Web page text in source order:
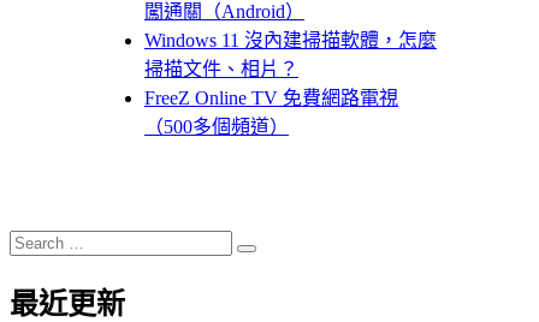
闖通關（Android）
Windows 11 沒內建掃描軟體，怎麼
掃描文件、相片？
FreeZ Online TV 免費網路電視
（500多個頻道）
Search
for:
Search
最近更新